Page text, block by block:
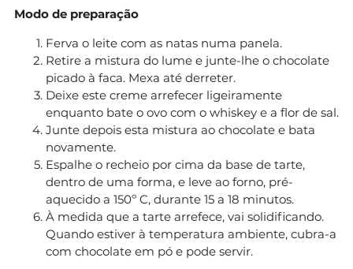
Modo de preparação
Ferva o leite com as natas numa panela.
Retire a mistura do lume e junte-lhe o chocolate
picado à faca. Mexa até derreter.
Deixe este creme arrefecer ligeiramente
enquanto bate o ovo com o whiskey e a flor de sal.
Junte depois esta mistura ao chocolate e bata
novamente.
Espalhe o recheio por cima da base de tarte,
dentro de uma forma, e leve ao forno, pré-
aquecido a 150º C, durante 15 a 18 minutos.
À medida que a tarte arrefece, vai solidificando.
Quando estiver à temperatura ambiente, cubra-a
com chocolate em pó e pode servir.